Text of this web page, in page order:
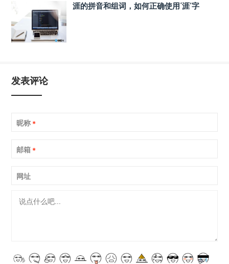
涯的拼音和组词，如何正确使用‘涯’字
发表评论
昵称 *
邮箱 *
网址